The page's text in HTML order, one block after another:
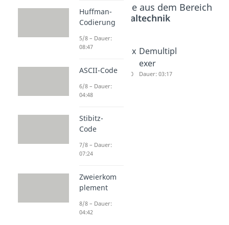
Beliebte Inhalte aus dem Bereich
Digitaltechnik
XNOR -
Dauer: 03:54
Multiplex
Dauer: 04:40
Demultipl
exer
Dauer: 03:17
Huffman-
Codierung
5/8 – Dauer:
08:47
ASCII-Code
6/8 – Dauer:
04:48
Stibitz-
Code
7/8 – Dauer:
07:24
Zweierkom
plement
8/8 – Dauer:
04:42